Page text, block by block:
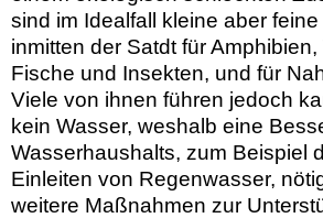
sind im Idealfall kleine aber
inmitten der Satdt für Amphibien,
Fische und Insekten, und für
Viele von ihnen führen jedoch
kein Wasser, weshalb eine
Wasserhaushalts, zum Beispiel
Einleiten von Regenwasser,
weitere Maßnahmen zur